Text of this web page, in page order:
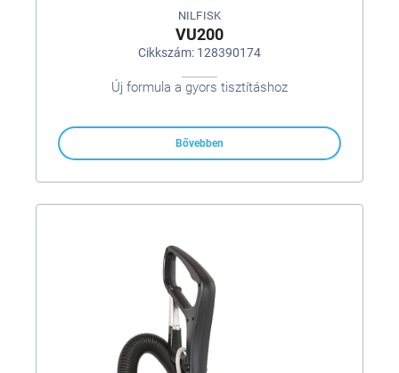
NILFISK
VU200
Cikkszám: 128390174
Új formula a gyors tisztításhoz
Bővebben